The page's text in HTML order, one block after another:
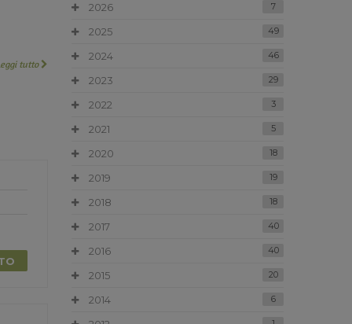
tutto
2026
7
2025 49
2024 46
2023 29
2022 3
2021 5
2020 18
2019 19
2018 18
2017 40
2016 40
2015 20
2014 6